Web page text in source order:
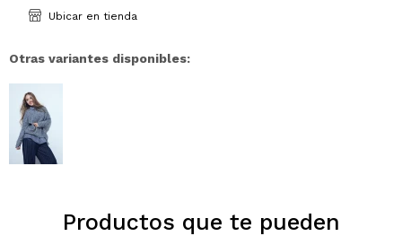
Ubicar en tienda
Otras variantes disponibles:
Productos que te pueden